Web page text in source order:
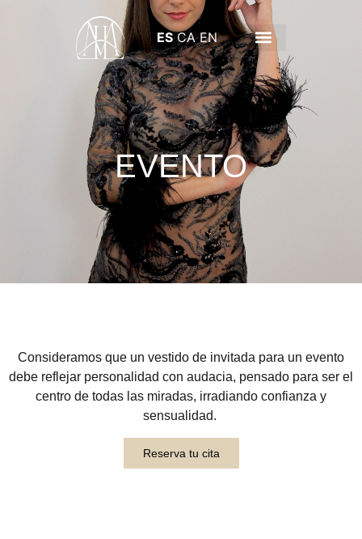
ES CA EN
EVENTO
Consideramos que un vestido de invitada para un evento
debe reflejar personalidad con audacia, pensado para ser el
centro de todas las miradas, irradiando confianza y
sensualidad.
Reserva tu cita